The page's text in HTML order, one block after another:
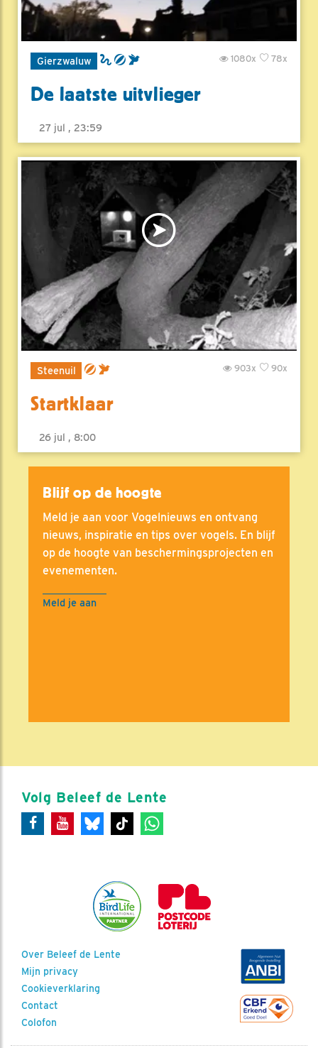
Gierzwaluw 78x
1080x
De laatste uitvlieger
27 jul , 23:59
Steenuil 90x
903x
Startklaar
26 jul , 8:00
Blijf op de hoogte
Meld je aan voor Vogelnieuws en ontvang
nieuws, inspiratie en tips over vogels. En blijf
op de hoogte van beschermingsprojecten en
evenementen.
Meld je aan
Volg Beleef de Lente
Over Beleef de Lente
Mijn privacy
Cookieverklaring
Contact
Colofon